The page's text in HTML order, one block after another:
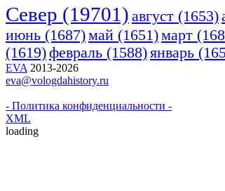
Cевер (19701) август (1653)
июнь (1687)май (1651)март
(1619)февраль (1588)январь
EVA 2013-2026
eva@vologdahistory.ru
- Политика конфиденциальности -
XML
loading